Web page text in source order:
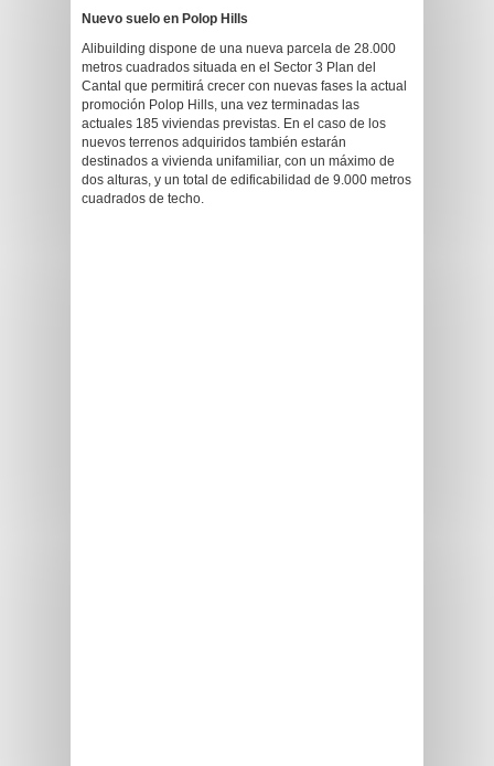
Nuevo suelo en Polop Hills
Alibuilding dispone de una nueva parcela de 28.000
metros cuadrados situada en el Sector 3 Plan del
Cantal que permitirá crecer con nuevas fases la actual
promoción Polop Hills, una vez terminadas las
actuales 185 viviendas previstas. En el caso de los
nuevos terrenos adquiridos también estarán
destinados a vivienda unifamiliar, con un máximo de
dos alturas, y un total de edificabilidad de 9.000 metros
cuadrados de techo.